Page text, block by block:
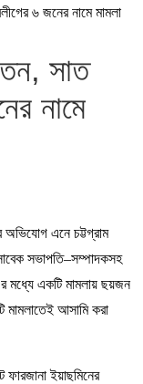
৬ জনের নামে মামলা
সাত
নামে
অভিযোগ এনে চট্টগ্রাম
সভাপতি–সম্পাদকসহ
মধ্যে একটি মামলায় ছয়জন
মামলাতেই আসামি করা
ফারজানা ইয়াছমিনের